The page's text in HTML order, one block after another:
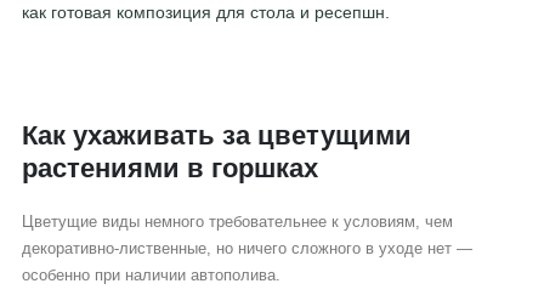
как готовая композиция для стола и ресепшн.
Как ухаживать за цветущими
растениями в горшках
Цветущие виды немного требовательнее к условиям, чем
декоративно-лиственные, но ничего сложного в уходе нет —
особенно при наличии автополива.